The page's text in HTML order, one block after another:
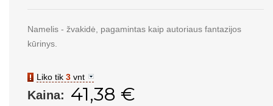
Namelis - žvakidė, pagamintas kaip autoriaus fantazijos
kūrinys.
Liko tik 3 vnt
Kaina: 41,38 €